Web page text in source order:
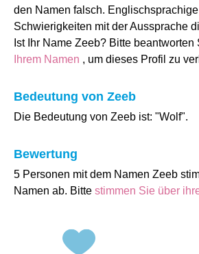
den Namen falsch.
Schwierigkeiten mit der Aussprache
Ist Ihr Name Zeeb? Bitte beantworten
Ihrem Namen , um dieses Profil zu
Bedeutung von Zeeb
Die Bedeutung von Zeeb ist: "Wolf".
Bewertung
5 Personen mit dem Namen Zeeb
Namen ab. Bitte stimmen Sie über